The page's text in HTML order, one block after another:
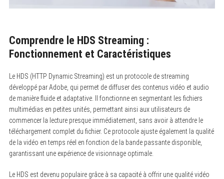
Comprendre le HDS Streaming :
Fonctionnement et Caractéristiques
Le HDS (HTTP Dynamic Streaming) est un protocole de streaming
développé par Adobe, qui permet de diffuser des contenus vidéo et audio
de manière fluide et adaptative. Il fonctionne en segmentant les fichiers
multimédias en petites unités, permettant ainsi aux utilisateurs de
commencer la lecture presque immédiatement, sans avoir à attendre le
téléchargement complet du fichier. Ce protocole ajuste également la qualité
de la vidéo en temps réel en fonction de la bande passante disponible,
garantissant une expérience de visionnage optimale.
Le HDS est devenu populaire grâce à sa capacité à offrir une qualité vidéo